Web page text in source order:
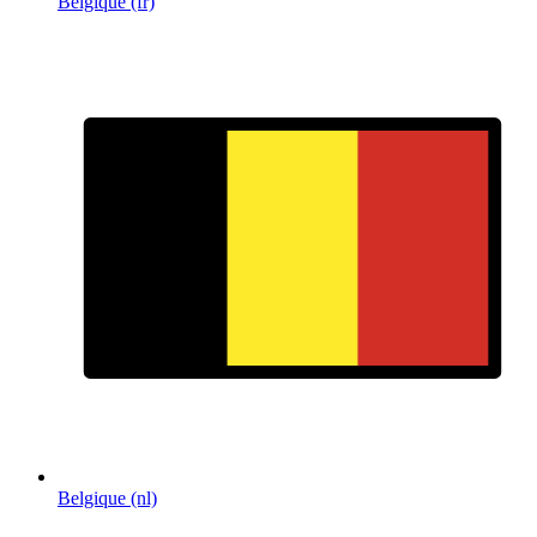
Belgique (nl)